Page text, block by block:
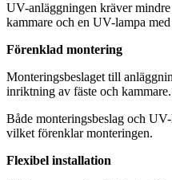
UV-anläggningen kräver
kammare och en UV-lampa
Förenklad montering
Monteringsbeslaget till
inriktning av fäste och kammare.
Både monteringsbeslag och
vilket förenklar monteringen.
Flexibel installation